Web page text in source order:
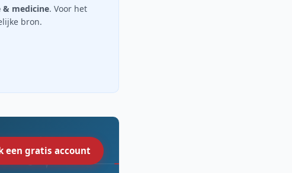
& medicine. Voor het
bron.
een gratis account